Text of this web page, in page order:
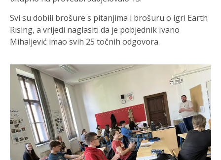
Svi su dobili brošure s pitanjima i brošuru o igri Earth
Rising, a vrijedi naglasiti da je pobjednik Ivano
Mihaljević imao svih 25 točnih odgovora.